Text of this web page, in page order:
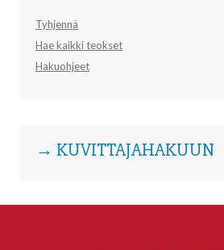
Tyhjennä
Hae kaikki teokset
Hakuohjeet
→ KUVITTAJAHAKUUN